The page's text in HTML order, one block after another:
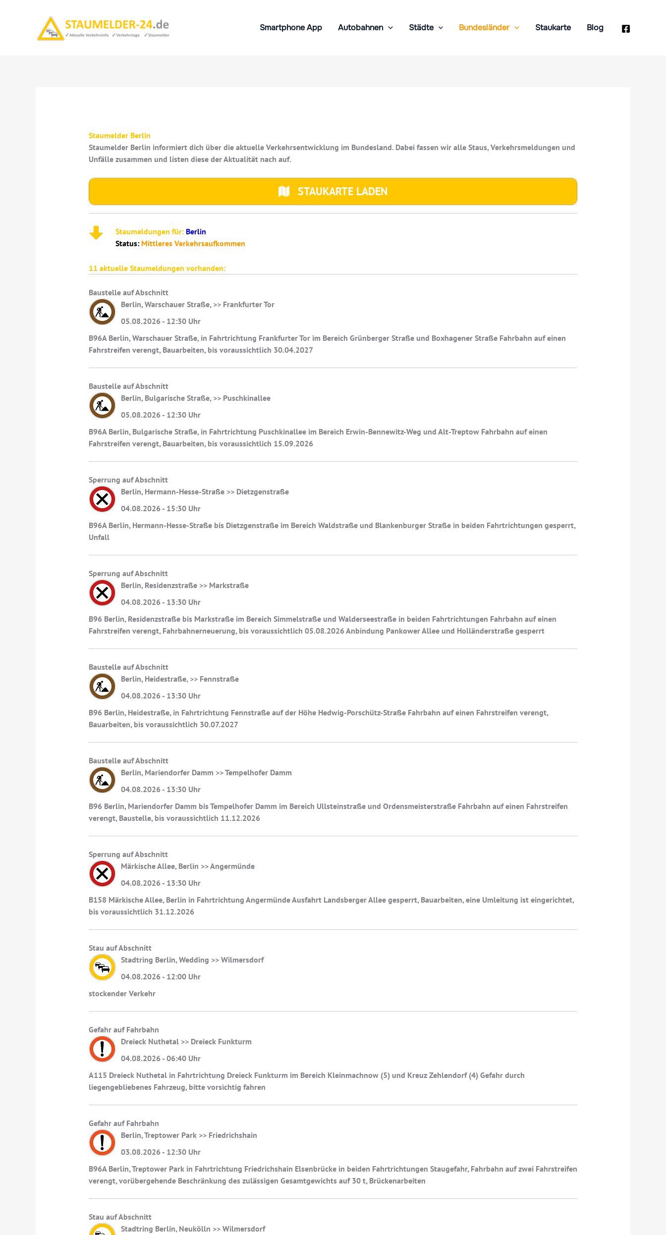
Smartphone App Autobahnen Städte Bundesländer Staukarte Blog
Staumelder Berlin
Staumelder Berlin informiert dich über die aktuelle Verkehrsentwicklung im Bundesland. Dabei fassen wir alle Staus, Verkehrsmeldungen und
Unfälle zusammen und listen diese der Aktualität nach auf.
STAUKARTE LADEN
Staumeldungen für: Berlin
Status: Mittleres Verkehrsaufkommen
11 aktuelle Staumeldungen vorhanden:
Baustelle auf Abschnitt
Berlin, Warschauer Straße, >> Frankfurter Tor
05.08.2026 - 12:30 Uhr
B96A Berlin, Warschauer Straße, in Fahrtrichtung Frankfurter Tor im Bereich Grünberger Straße und Boxhagener Straße Fahrbahn auf einen
Fahrstreifen verengt, Bauarbeiten, bis voraussichtlich 30.04.2027
Baustelle auf Abschnitt
Berlin, Bulgarische Straße, >> Puschkinallee
05.08.2026 - 12:30 Uhr
B96A Berlin, Bulgarische Straße, in Fahrtrichtung Puschkinallee im Bereich Erwin-Bennewitz-Weg und Alt-Treptow Fahrbahn auf einen
Fahrstreifen verengt, Bauarbeiten, bis voraussichtlich 15.09.2026
Sperrung auf Abschnitt
Berlin, Hermann-Hesse-Straße >> Dietzgenstraße
04.08.2026 - 15:30 Uhr
B96A Berlin, Hermann-Hesse-Straße bis Dietzgenstraße im Bereich Waldstraße und Blankenburger Straße in beiden Fahrtrichtungen gesperrt,
Unfall
Sperrung auf Abschnitt
Berlin, Residenzstraße >> Markstraße
04.08.2026 - 13:30 Uhr
B96 Berlin, Residenzstraße bis Markstraße im Bereich Simmelstraße und Walderseestraße in beiden Fahrtrichtungen Fahrbahn auf einen
Fahrstreifen verengt, Fahrbahnerneuerung, bis voraussichtlich 05.08.2026 Anbindung Pankower Allee und Holländerstraße gesperrt
Baustelle auf Abschnitt
Berlin, Heidestraße, >> Fennstraße
04.08.2026 - 13:30 Uhr
B96 Berlin, Heidestraße, in Fahrtrichtung Fennstraße auf der Höhe Hedwig-Porschütz-Straße Fahrbahn auf einen Fahrstreifen verengt,
Bauarbeiten, bis voraussichtlich 30.07.2027
Baustelle auf Abschnitt
Berlin, Mariendorfer Damm >> Tempelhofer Damm
04.08.2026 - 13:30 Uhr
B96 Berlin, Mariendorfer Damm bis Tempelhofer Damm im Bereich Ullsteinstraße und Ordensmeisterstraße Fahrbahn auf einen Fahrstreifen
verengt, Baustelle, bis voraussichtlich 11.12.2026
Sperrung auf Abschnitt
Märkische Allee, Berlin >> Angermünde
04.08.2026 - 13:30 Uhr
B158 Märkische Allee, Berlin in Fahrtrichtung Angermünde Ausfahrt Landsberger Allee gesperrt, Bauarbeiten, eine Umleitung ist eingerichtet,
bis voraussichtlich 31.12.2026
Stau auf Abschnitt
Stadtring Berlin, Wedding >> Wilmersdorf
04.08.2026 - 12:00 Uhr
stockender Verkehr
Gefahr auf Fahrbahn
Dreieck Nuthetal >> Dreieck Funkturm
04.08.2026 - 06:40 Uhr
A115 Dreieck Nuthetal in Fahrtrichtung Dreieck Funkturm im Bereich Kleinmachnow (5) und Kreuz Zehlendorf (4) Gefahr durch
liegengebliebenes Fahrzeug, bitte vorsichtig fahren
Gefahr auf Fahrbahn
Berlin, Treptower Park >> Friedrichshain
03.08.2026 - 12:30 Uhr
B96A Berlin, Treptower Park in Fahrtrichtung Friedrichshain Elsenbrücke in beiden Fahrtrichtungen Staugefahr, Fahrbahn auf zwei Fahrstreifen
verengt, vorübergehende Beschränkung des zulässigen Gesamtgewichts auf 30 t, Brückenarbeiten
Stau auf Abschnitt
Stadtring Berlin, Neukölln >> Wilmersdorf